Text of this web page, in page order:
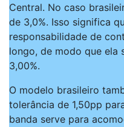
Central. No caso
de 3,0%. Isso significa
responsabilidade de
longo, de modo que ela
3,00%.
O modelo brasileiro
tolerância de 1,50pp
banda serve para